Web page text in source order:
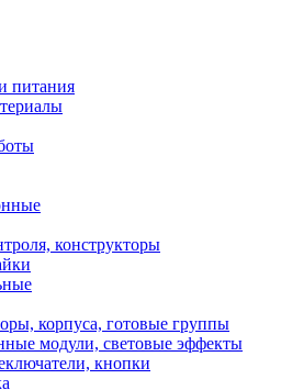
питания
конструкторы
корпуса, готовые группы
модули, световые эффекты
кнопки